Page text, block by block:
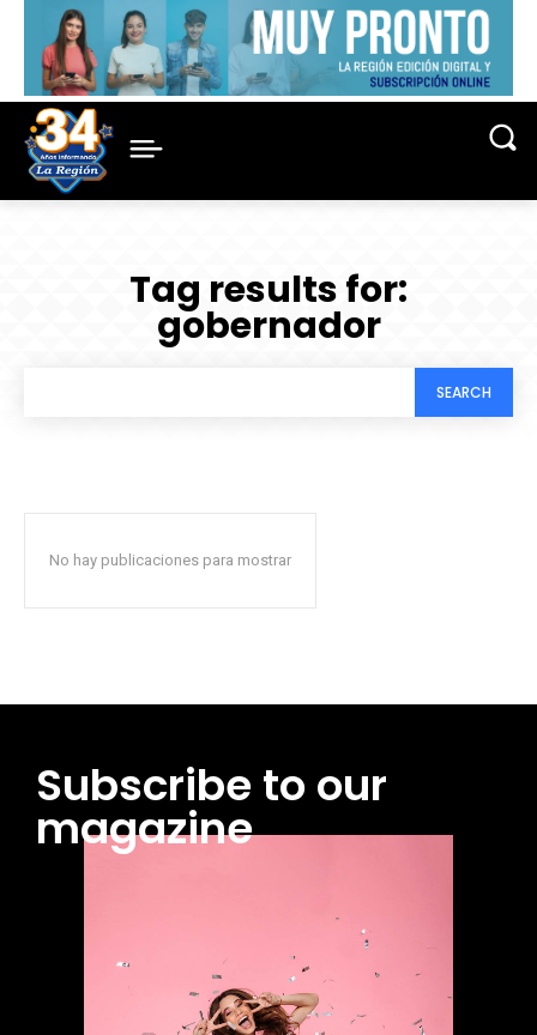
Tag results for:
gobernador
SEARCH
No hay publicaciones para mostrar
Subscribe to our
magazine